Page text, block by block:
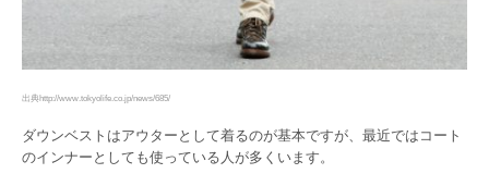
出典http://www.tokyolife.co.jp/news/685/
ダウンベストはアウターとして着るのが基本ですが、最近ではコート
のインナーとしても使っている人が多くいます。